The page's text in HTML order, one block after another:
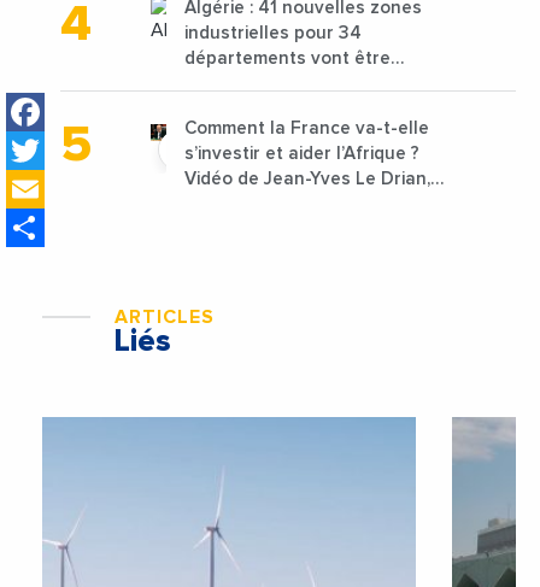
Facebook
Twitter
Algérie : 41 nouvelles zones
industrielles pour 34
départements vont être
Comment la France va-t-elle
s’investir et aider l’Afrique ?
Vidéo de Jean-Yves Le Drian,
ARTICLES
Liés